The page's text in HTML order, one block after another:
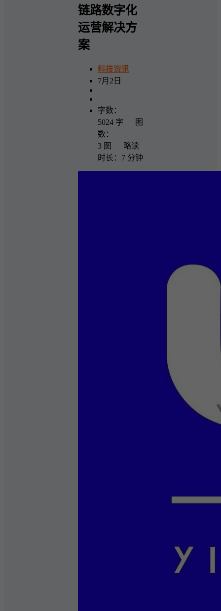
链路数字化
运营解决方
案
科技资讯
7月2日
字数：
5024 字 图
数：
3 图 略读
时长：7 分钟